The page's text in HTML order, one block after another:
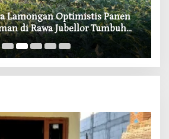
Lamongan Optimistis Panen
di Rawa Jubellor Tumbuh